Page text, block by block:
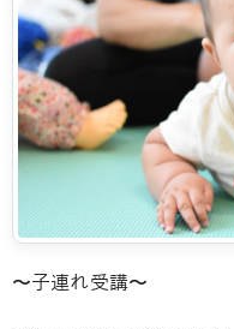
〜子連れ受講〜